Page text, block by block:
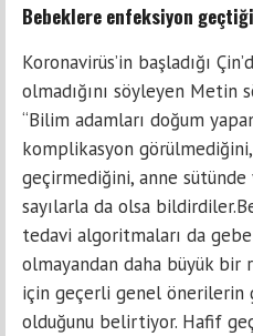
Bebeklere enfeksiyon
Koronavirüs’in başladığı
olmadığını söyleyen
“Bilim adamları doğum
komplikasyon
geçirmediğini, anne sütünde
sayılarla da olsa
tedavi algoritmaları da
olmayandan daha büyük bir
için geçerli genel önerilerin
olduğunu belirtiyor. Hafif